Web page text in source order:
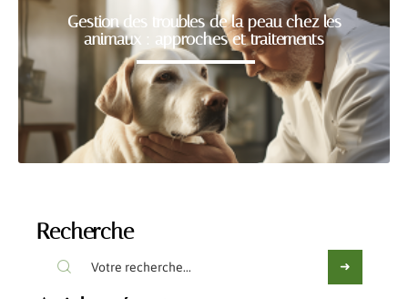
Gestion des troubles de la peau chez les
animaux : approches et traitements
Recherche